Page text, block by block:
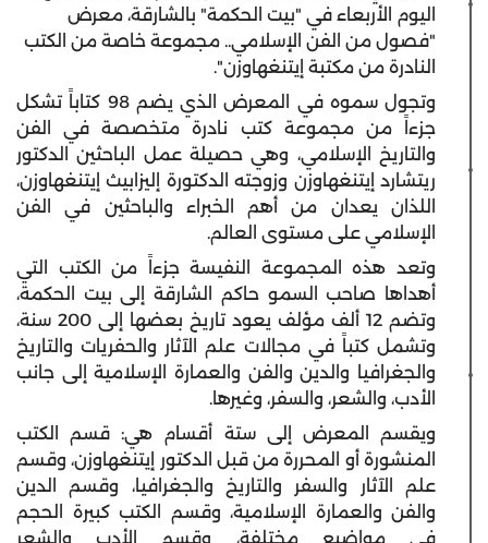
اليوم الأربعاء في "بيت الحكمة" بالشارقة، معرض
"فصول من الفن الإسلامي.. مجموعة خاصة من الكتب
النادرة من مكتبة إيتنغهاوزن".
وتجول سموه في المعرض الذي يضم 98 كتاباً تشكل
جزءاً من مجموعة كتب نادرة متخصصة في الفن
والتاريخ الإسلامي، وهي حصيلة عمل الباحثين الدكتور
ريتشارد إيتنغهاوزن وزوجته الدكتورة إليزابيث إيتنغهاوزن،
اللذان يعدان من أهم الخبراء والباحثين في الفن
الإسلامي على مستوى العالم.
وتعد هذه المجموعة النفيسة جزءاً من الكتب التي
أهداها صاحب السمو حاكم الشارقة إلى بيت الحكمة،
وتضم 12 ألف مؤلف يعود تاريخ بعضها إلى 200 سنة،
وتشمل كتباً في مجالات علم الآثار والحفريات والتاريخ
والجغرافيا والدين والفن والعمارة الإسلامية إلى جانب
الأدب، والشعر، والسفر، وغيرها.
ويقسم المعرض إلى ستة أقسام هي: قسم الكتب
المنشورة أو المحررة من قبل الدكتور إيتنغهاوزن، وقسم
علم الآثار والسفر والتاريخ والجغرافيا، وقسم الدين
والفن والعمارة الإسلامية، وقسم الكتب كبيرة الحجم
في مواضيع مختلفة، وقسم الأدب والشعر